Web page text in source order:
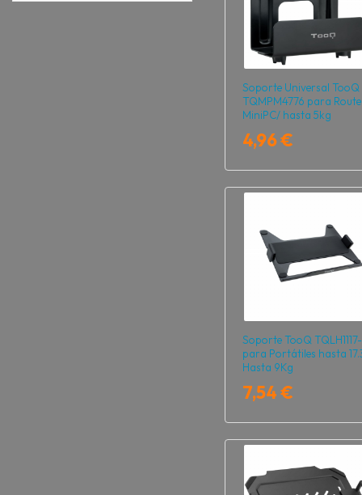
Soporte Universal TooQ
TQMPM4776 para
MiniPC/ hasta 5kg
4,96 €
Soporte TooQ
para Portátiles hasta
Hasta 9Kg
7,54 €